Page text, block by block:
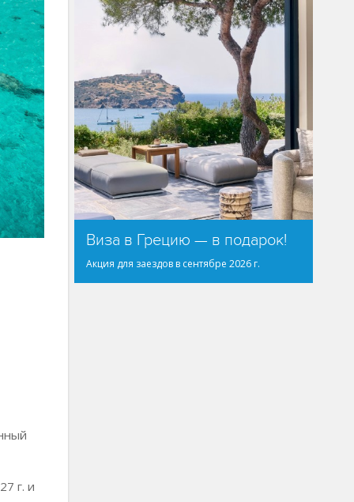
г. и
Виза в Грецию — в подарок!
Акция для заездов в сентябре 2026 г.